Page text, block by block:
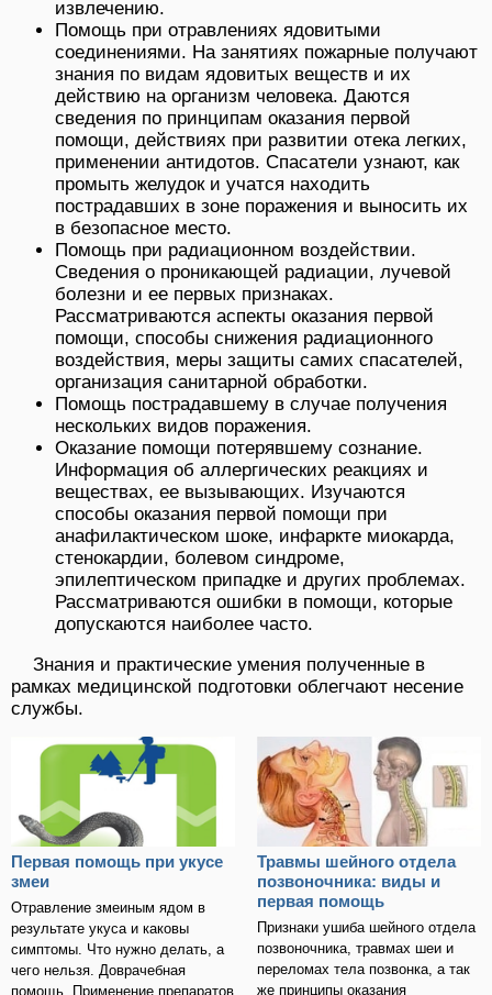
извлечению.
Помощь при отравлениях ядовитыми
соединениями. На занятиях пожарные получают
знания по видам ядовитых веществ и их
действию на организм человека. Даются
сведения по принципам оказания первой
помощи, действиях при развитии отека легких,
применении антидотов. Спасатели узнают, как
промыть желудок и учатся находить
пострадавших в зоне поражения и выносить их
в безопасное место.
Помощь при радиационном воздействии.
Сведения о проникающей радиации, лучевой
болезни и ее первых признаках.
Рассматриваются аспекты оказания первой
помощи, способы снижения радиационного
воздействия, меры защиты самих спасателей,
организация санитарной обработки.
Помощь пострадавшему в случае получения
нескольких видов поражения.
Оказание помощи потерявшему сознание.
Информация об аллергических реакциях и
веществах, ее вызывающих. Изучаются
способы оказания первой помощи при
анафилактическом шоке, инфаркте миокарда,
стенокардии, болевом синдроме,
эпилептическом припадке и других проблемах.
Рассматриваются ошибки в помощи, которые
допускаются наиболее часто.
Знания и практические умения полученные в
рамках медицинской подготовки облегчают несение
службы.
Первая помощь при укусе
змеи
Отравление змеиным ядом в
результате укуса и каковы
симптомы. Что нужно делать, а
чего нельзя. Доврачебная
помощь. Применение препаратов
Травмы шейного отдела
позвоночника: виды и
первая помощь
Признаки ушиба шейного отдела
позвоночника, травмах шеи и
переломах тела позвонка, а так
же принципы оказания